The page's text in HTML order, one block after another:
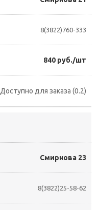
8(3822)760-333
840 руб./шт
Доступно для заказа (0.2)
Смирнова 23
8(3822)25-58-62